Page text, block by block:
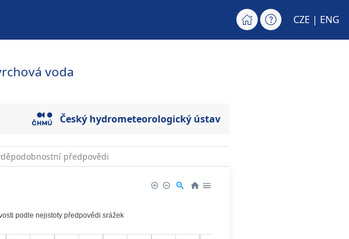
CZE | ENG
voda
Český hydrometeorologický ústav
předpovědi
podle nejistoty předpovědi srážek